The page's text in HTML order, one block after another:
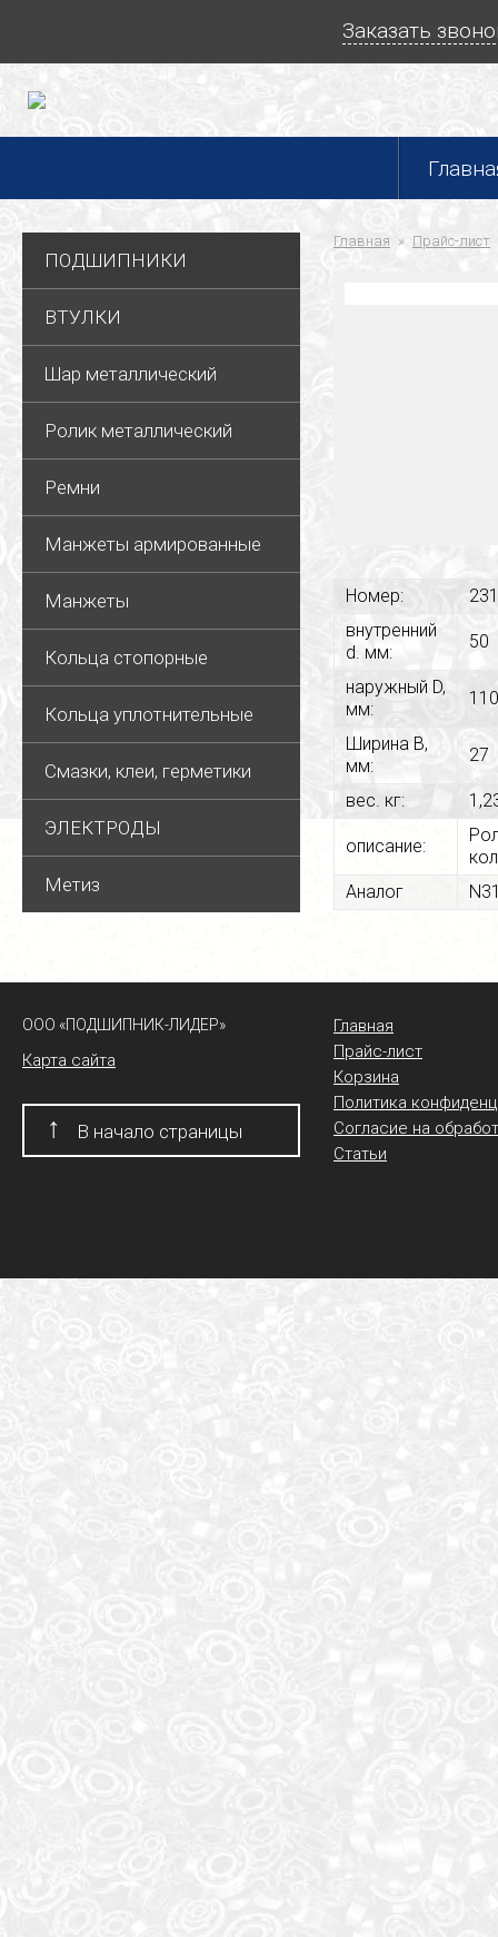
Заказать
ПОДШИПНИКИ
ВТУЛКИ
Шар металлический
Ролик металлический
Ремни
Манжеты армированные
Манжеты
Кольца стопорные
Кольца уплотнительные
Смазки, клеи, герметики
ЭЛЕКТРОДЫ
Метиз
Главная Прайс-лист
Номер:
внутренний
d. мм:
50
наружный D,
мм:
110
Ширина В,
мм:
27
вес. кг:
описание:
Аналог
ООО «ПОДШИПНИК-ЛИДЕР»
Карта сайта
↑ В начало страницы
Главная
Прайс-лист
Корзина
Политика
Согласие на
Статьи